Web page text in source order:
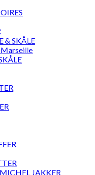
& SKÅLE
Marseille
JAKKER